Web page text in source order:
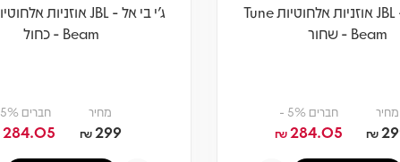
ג'י בי אל - JBL אוזניות אלחוטיות Tune
Beam - שחור
מחיר
₪
חברים 5% -
284.05
₪
Beam - כחול
מחיר
299
₪
חברים 5% -
284.05